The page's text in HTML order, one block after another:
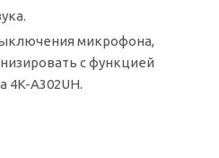
микрофона,
с функцией
A302UH.